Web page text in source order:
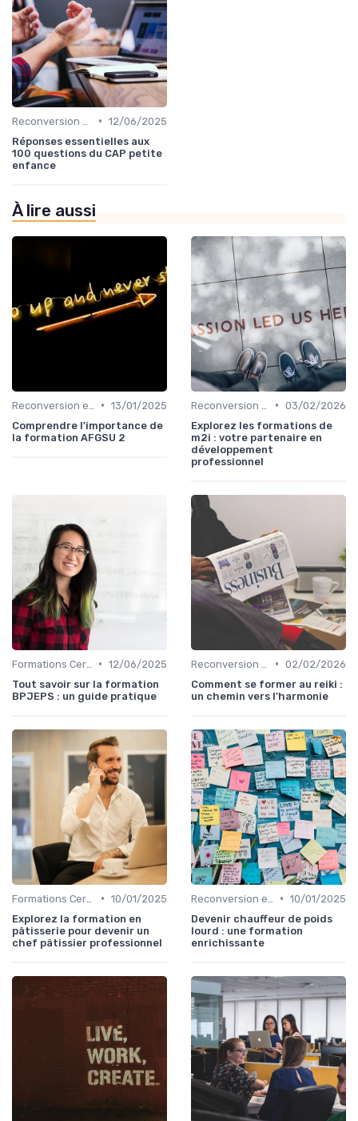
• 12/06/2025
Réponses essentielles aux
100 questions du CAP petite
enfance
À lire aussi
• 13/01/2025
Comprendre l'importance de
la formation AFGSU 2
• 03/02/2026
Explorez les formations de
m2i : votre partenaire en
développement
professionnel
• 12/06/2025
Tout savoir sur la formation
BPJEPS : un guide pratique
• 02/02/2026
Comment se former au reiki :
un chemin vers l'harmonie
• 10/01/2025
Explorez la formation en
pâtisserie pour devenir un
chef pâtissier professionnel
• 10/01/2025
Devenir chauffeur de poids
lourd : une formation
enrichissante